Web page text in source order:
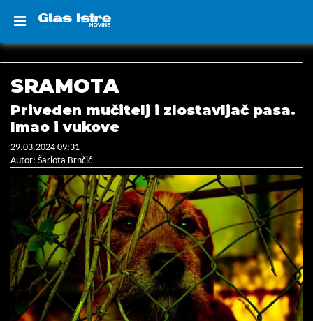
SRAMOTA
Priveden mučitelj i zlostavljač pasa.
Imao i vukove
29.03.2024 09:31
Autor: Šarlota Brnčić